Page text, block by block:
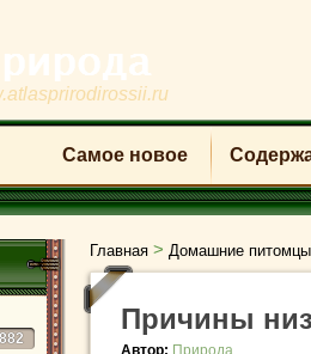
Самое новое
882
Главная > Домашние питомцы
Причины
Автор: Природа